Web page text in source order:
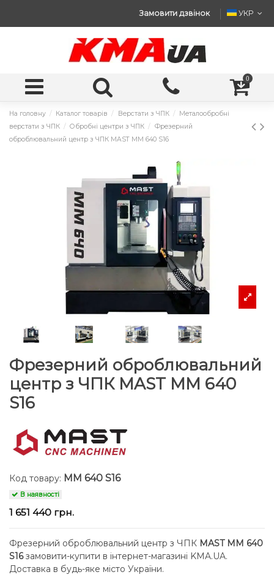
Замовити дзвінок УКР
0
На головну Каталог товарів Верстати з ЧПК
Металообробні
верстати з ЧПК
Обробні центри з ЧПК
Фрезерний
оброблювальний центр з ЧПК MAST ММ 640 S16
Фрезерний оброблювальний
центр з ЧПК MAST ММ 640
S16
Код товару: ММ 640 S16
В наявності
1 651 440 грн.
Фрезерний оброблювальний центр з ЧПК MAST ММ 640
S16замовити-купити в інтернет-магазині KMA.UA.
Доставка в будь-яке місто України.